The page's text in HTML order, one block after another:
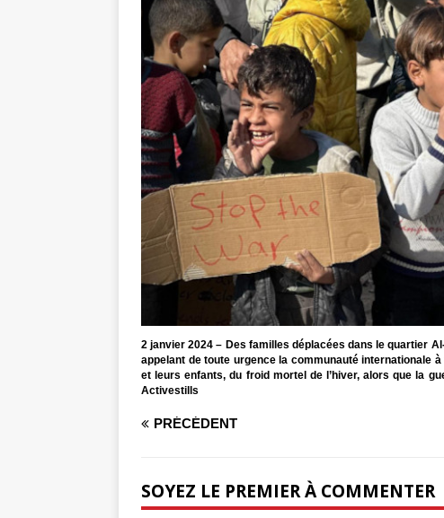
2 janvier 2024 – Des familles déplacées dans le quartier
appelant de toute urgence la communauté internationale
et leurs enfants, du froid mortel de l’hiver, alors que la
Activestills
PRÉCÉDENT
SOYEZ LE PREMIER À COMMENTER